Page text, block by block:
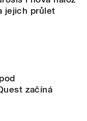
jejich průlet
začíná